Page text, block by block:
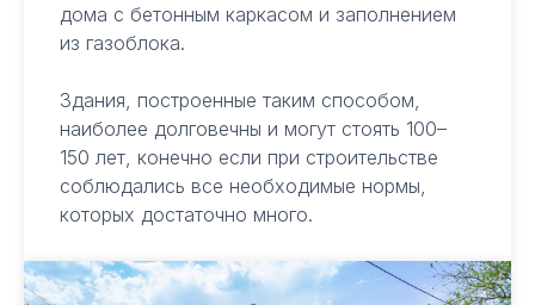
дома с бетонным каркасом и заполнением
из газоблока.
Здания, построенные таким способом,
наиболее долговечны и могут стоять 100–
150 лет, конечно если при строительстве
соблюдались все необходимые нормы,
которых достаточно много.